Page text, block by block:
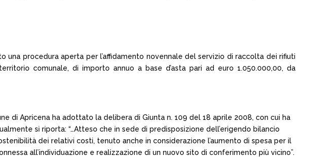
una procedura aperta per l’affidamento novennale del servizio di raccolta dei rifiuti
comunale, di importo annuo a base d’asta pari ad euro 1.050.000,00, da
di Apricena ha adottato la delibera di Giunta n. 109 del 18 aprile 2008, con cui ha
si riporta: “…Atteso che in sede di predisposizione dell’erigendo bilancio
dei relativi costi, tenuto anche in considerazione l’aumento di spesa per il
all’individuazione e realizzazione di un nuovo sito di conferimento più vicino”.